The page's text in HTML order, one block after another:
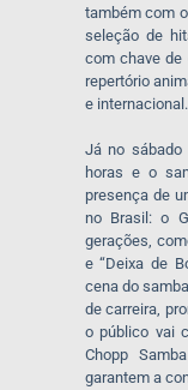
também com
seleção de
com chave de
repertório
e internacional.
Já no
horas e o
presença de
no Brasil: o
gerações,
e “Deixa de
cena do
de carreira,
o público vai
Chopp
garantem a